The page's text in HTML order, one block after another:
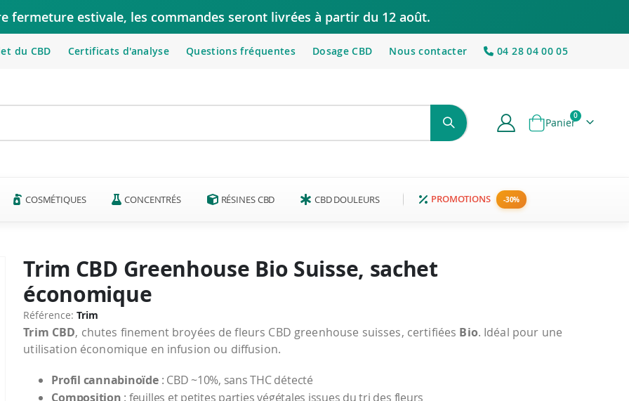
fermeture estivale, les commandes seront livrées à partir du 12 août.
du CBD Certificats d'analyse Questions fréquentes Dosage CBD Nous contacter 04 28 04 00 05
Panier
0articles
COSMÉTIQUES CONCENTRÉS RÉSINES CBD CBD DOULEURS PROMOTIONS
Trim CBD Greenhouse Bio Suisse, sachet
économique
Référence Trim
Trim CBD, chutes finement broyées de fleurs CBD greenhouse suisses, certifiées Bio. Idéal pour une
utilisation économique en infusion ou diffusion.
Profil cannabinoïde: CBD ~10%, sans THC détecté
Composition : feuilles et petites parties végétales issues du tri des fleurs